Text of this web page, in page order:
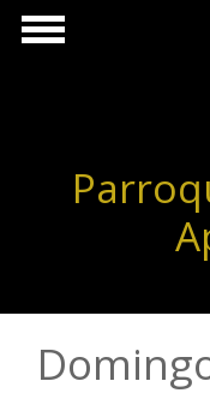
Pasar al contenido